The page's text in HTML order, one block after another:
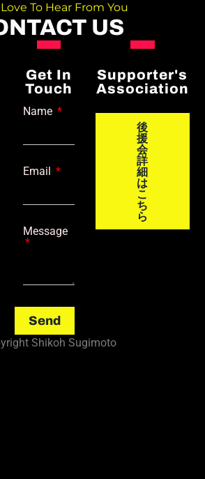
To Hear From You
US
Get In
Touch
Name
Email
Message
Send
Supporter's
Association
後
援
会
詳
細
は
こ
ち
ら
Shikoh Sugimoto